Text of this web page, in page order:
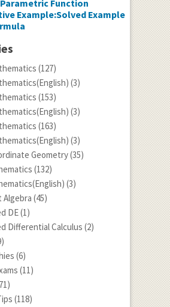
Parametric Function
Example:Solved Example
(127)
(3)
(153)
(3)
(163)
(3)
Geometry(35)
(132)
(3)
(45)
DE(1)
Differential Calculus (2)
(6)
(11)
(118)